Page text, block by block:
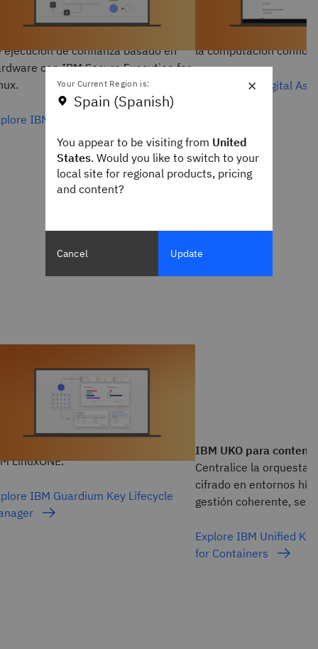
a datos confidenciales y
ejecución de confianza basado en
con IBM Secure Execution for
IBM Hyper Protect
las transacciones
la computación
Explore IBM Digital
Guardium Key Lifecycle Manager
la gestión de claves de
con la generación, rotación y
LinuxONE.
IBM Guardium Key Lifecycle
IBM UKO para
Centralice la
cifrado en entornos
gestión coherente,
Explore IBM Unified
for Containers
×
Your Current Region is:
Spain (Spanish)
You appear to be visiting from United
States. Would you like to switch to your
local site for regional products, pricing
and content?
Cancel Update